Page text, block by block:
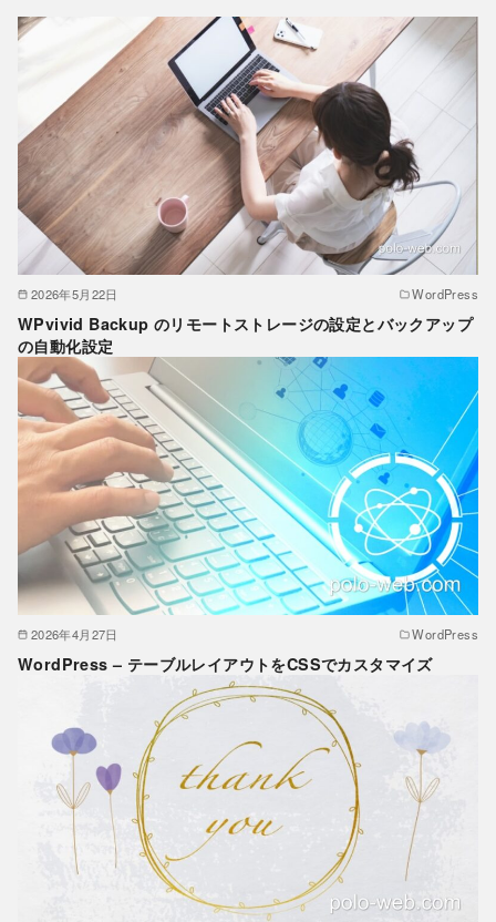
2026年5月22日 WordPress
WPvivid Backup のリモートストレージの設定とバックアップ
の自動化設定
2026年4月27日 WordPress
WordPress – テーブルレイアウトをCSSでカスタマイズ